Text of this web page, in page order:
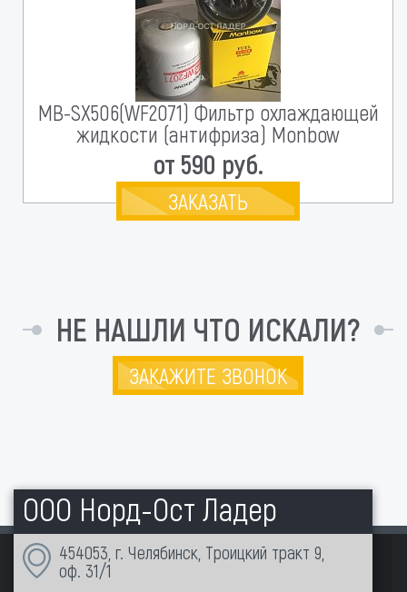
MB-SX506(WF2071) Фильтр охлаждающей
жидкости (антифриза) Monbow
от 590 руб.
ЗАКАЗАТЬ
НЕ НАШЛИ ЧТО ИСКАЛИ?
ЗАКАЖИТЕ ЗВОНОК
ООО Норд-Ост Ладер
454053, г. Челябинск, Троицкий тракт 9,
оф. 31/1